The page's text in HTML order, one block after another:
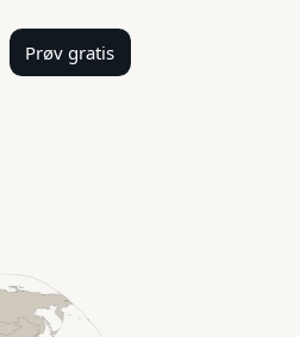
Prøv gratis